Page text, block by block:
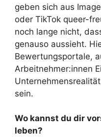
geben sich aus
oder TikTok queer-
noch lange nicht,
genauso aussieht.
Bewertungsportale,
Arbeitnehmer:innen
sein.
Wo kannst du dir
leben?